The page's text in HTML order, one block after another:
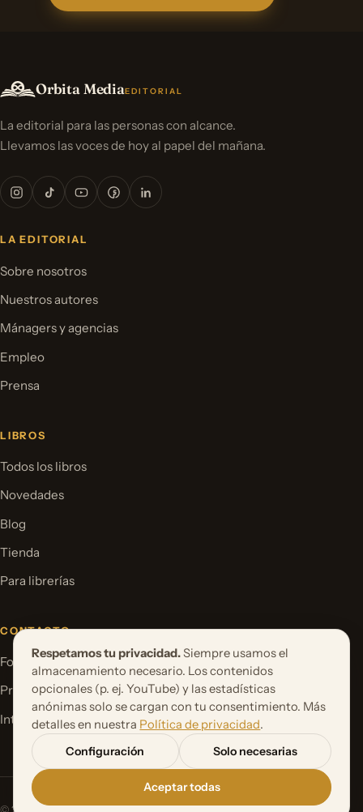
Orbita MediaEDITORIAL
La editorial para las personas con alcance.
Llevamos las voces de hoy al papel del mañana.
LA EDITORIAL
Sobre nosotros
Nuestros autores
Mánagers y agencias
Empleo
Prensa
LIBROS
Todos los libros
Novedades
Blog
Tienda
Para librerías
CONTACTO
Formulario de contacto
Proponer un proyecto de libro
International Rights
Respetamos tu privacidad. Siempre usamos el
almacenamiento necesario. Los contenidos
opcionales (p. ej. YouTube) y las estadísticas
anónimas solo se cargan con tu consentimiento. Más
detalles en nuestra Política de privacidad.
Configuración
Solo necesarias
Aceptar todas